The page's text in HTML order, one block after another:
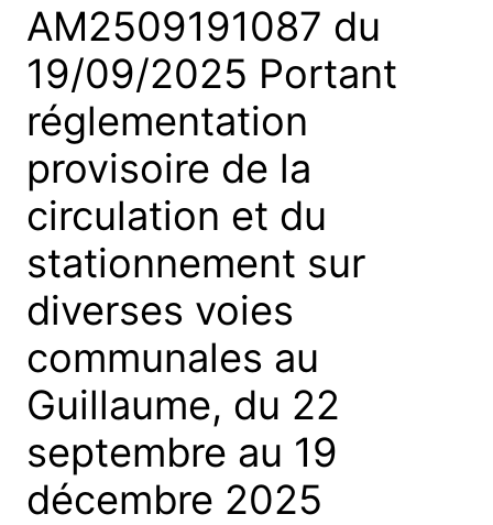
AM2509191087 du
19/09/2025 Portant
réglementation
provisoire de la
circulation et du
stationnement sur
diverses voies
communales au
Guillaume, du 22
septembre au 19
décembre 2025